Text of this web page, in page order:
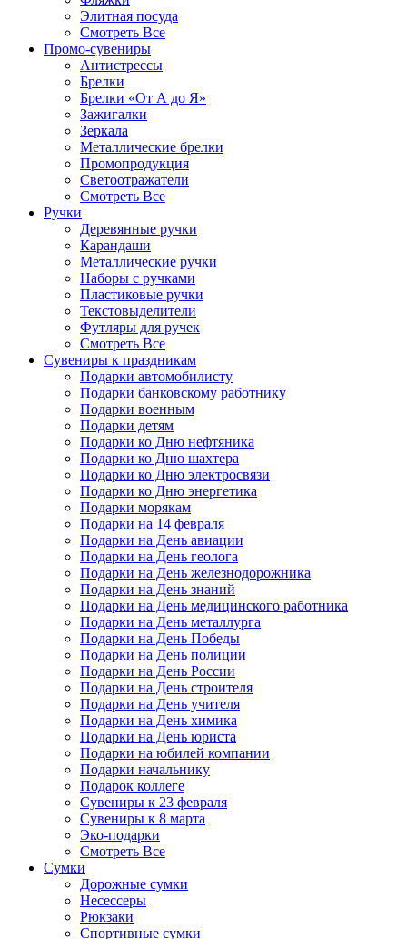
Элитная посуда
Смотреть Все
Промо-сувениры
Антистрессы
Брелки
Брелки «От А до Я»
Зажигалки
Зеркала
Металлические брелки
Промопродукция
Светоотражатели
Смотреть Все
Ручки
Деревянные ручки
Карандаши
Металлические ручки
Наборы с ручками
Пластиковые ручки
Текстовыделители
Футляры для ручек
Смотреть Все
Сувениры к праздникам
Подарки автомобилисту
Подарки банковскому работнику
Подарки военным
Подарки детям
Подарки ко Дню нефтяника
Подарки ко Дню шахтера
Подарки ко Дню электросвязи
Подарки ко Дню энергетика
Подарки морякам
Подарки на 14 февраля
Подарки на День авиации
Подарки на День геолога
Подарки на День железнодорожника
Подарки на День знаний
Подарки на День медицинского работника
Подарки на День металлурга
Подарки на День Победы
Подарки на День полиции
Подарки на День России
Подарки на День строителя
Подарки на День учителя
Подарки на День химика
Подарки на День юриста
Подарки на юбилей компании
Подарки начальнику
Подарок коллеге
Сувениры к 23 февраля
Сувениры к 8 марта
Эко-подарки
Смотреть Все
Сумки
Дорожные сумки
Несессеры
Рюкзаки
Спортивные сумки